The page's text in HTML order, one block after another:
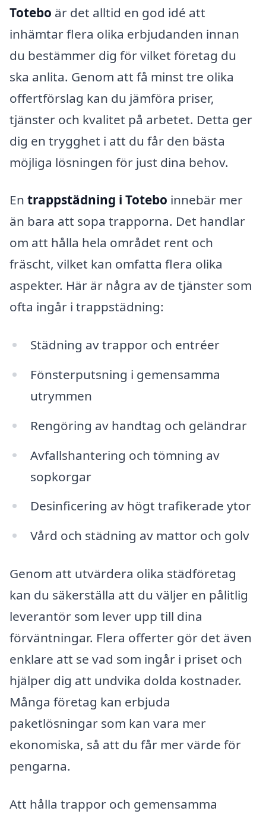
Totebo är det alltid en god idé att
inhämtar flera olika erbjudanden innan
du bestämmer dig för vilket företag du
ska anlita. Genom att få minst tre olika
offertförslag kan du jämföra priser,
tjänster och kvalitet på arbetet. Detta ger
dig en trygghet i att du får den bästa
möjliga lösningen för just dina behov.
En trappstädning i Totebo innebär mer
än bara att sopa trapporna. Det handlar
om att hålla hela området rent och
fräscht, vilket kan omfatta flera olika
aspekter. Här är några av de tjänster som
ofta ingår i trappstädning:
Städning av trappor och entréer
Fönsterputsning i gemensamma
utrymmen
Rengöring av handtag och geländrar
Avfallshantering och tömning av
sopkorgar
Desinficering av högt trafikerade ytor
Vård och städning av mattor och golv
Genom att utvärdera olika städföretag
kan du säkerställa att du väljer en pålitlig
leverantör som lever upp till dina
förväntningar. Flera offerter gör det även
enklare att se vad som ingår i priset och
hjälper dig att undvika dolda kostnader.
Många företag kan erbjuda
paketlösningar som kan vara mer
ekonomiska, så att du får mer värde för
pengarna.
Att hålla trappor och gemensamma